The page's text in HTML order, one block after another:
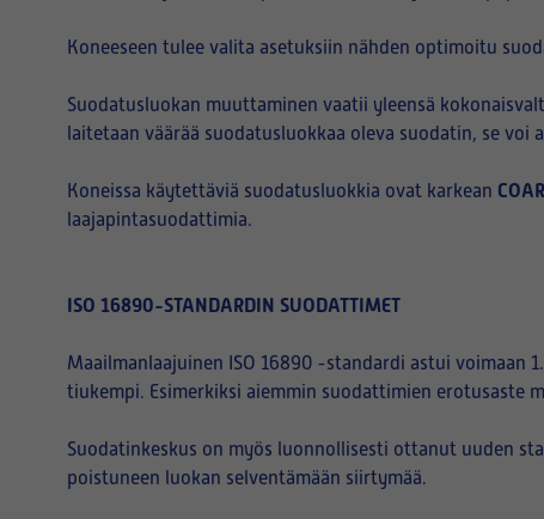
Koneeseen tulee valita asetuksiin nähden optimoitu
Suodatusluokan muuttaminen vaatii yleensä
laitetaan väärää suodatusluokkaa oleva suodatin, se voi
Koneissa käytettäviä suodatusluokkia ovat karkean
laajapintasuodattimia.
ISO 16890-STANDARDIN SUODATTIMET
Maailmanlaajuinen ISO 16890 -standardi astui voimaan
tiukempi. Esimerkiksi aiemmin suodattimien erotusaste
Suodatinkeskus on myös luonnollisesti ottanut uuden
poistuneen luokan selventämään siirtymää.